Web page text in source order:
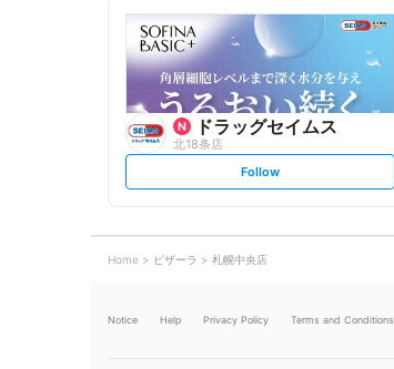
l
o
ドラッグセイムス
北18条店
s
t
o
w
Follow
Home ピザーラ 札幌中央店
Notice Help Privacy Policy Terms and Conditions